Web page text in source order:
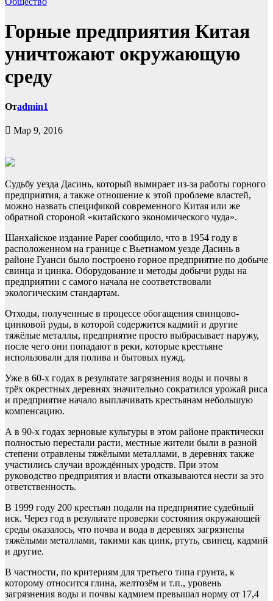
Горные предприятия Китая
уничтожают окружающую
среду
Отadmin1
Мар 9, 2016
Судьбу уезда Дасинь, который вымирает из-за работы горного
предприятия, а также отношение к этой проблеме властей,
можно назвать спецификой современного Китая или же
обратной стороной «китайского экономического чуда».
Шанхайское издание Paper сообщило, что в 1954 году в
расположенном на границе с Вьетнамом уезде Дасинь в
районе Гуанси было построено горное предприятие по добыче
свинца и цинка. Оборудование и методы добычи руды на
предприятии с самого начала не соответствовали
экологическим стандартам.
Отходы, полученные в процессе обогащения свинцово-
цинковой руды, в которой содержится кадмий и другие
тяжёлые металлы, предприятие просто выбрасывает наружу,
после чего они попадают в реки, которые крестьяне
использовали для полива и бытовых нужд.
Уже в 60-х годах в результате загрязнения воды и почвы в
трёх окрестных деревнях значительно сократился урожай риса
и предприятие начало выплачивать крестьянам небольшую
компенсацию.
А в 90-х годах зерновые культуры в этом районе практически
полностью перестали расти, местные жители были в разной
степени отравлены тяжёлыми металлами, в деревнях также
участились случаи врождённых уродств. При этом
руководство предприятия и власти отказываются нести за это
ответственность.
В 1999 году 200 крестьян подали на предприятие судебный
иск. Через год в результате проверки состояния окружающей
среды оказалось, что почва и вода в деревнях загрязнены
тяжёлыми металлами, такими как цинк, ртуть, свинец, кадмий
и другие.
В частности, по критериям для третьего типа грунта, к
которому относится глина, желтозём и т.п., уровень
загрязнения воды и почвы кадмием превышал норму от 17,4